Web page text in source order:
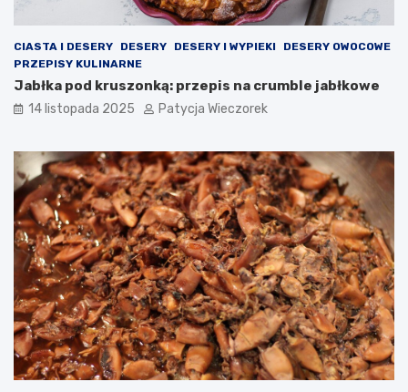
CIASTA I DESERY DESERY DESERY I WYPIEKI
DESERY OWOCOWE
PRZEPISY KULINARNE
Jabłka pod kruszonką: przepis na crumble jabłkowe
14 listopada 2025 Patycja Wieczorek